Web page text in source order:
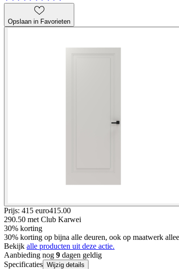
Opslaan in Favorieten
Prijs: 415 euro415.00
290.50 met Club Karwei
30% korting
30% korting op bijna alle deuren, ook op maatwerk
Bekijk alle producten uit deze actie.
Aanbieding nog 9 dagen geldig
Specificaties Wijzig details